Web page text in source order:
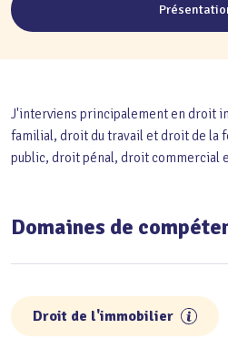
J'interviens principalement en droit
familial, droit du travail et droit de la
public, droit pénal, droit commercial
Domaines de
Droit de l'immobilier